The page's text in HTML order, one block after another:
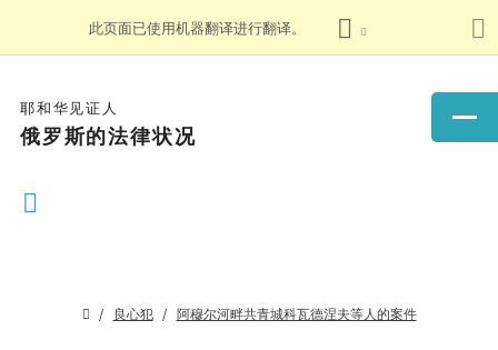
此页面已使用机器翻译进行翻译。
耶和华见证人
俄罗斯的法律状况
良心犯 阿穆尔河畔共青城科瓦德涅夫等人的案件